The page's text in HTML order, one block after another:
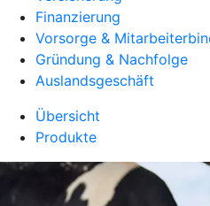
Finanzierung
Vorsorge &
Gründung & Nachfolge
Auslandsgeschäft
Übersicht
Produkte